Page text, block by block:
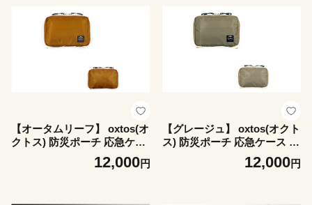
など防災用品 持ち運べる 旅
行 トラベル 普段使い 日常使
い 便利 実用性 ナイロンメッ
シュ 石川 能登 羽咋 災害 対
リュック に入る サイズ 応急
など防災用品 持ち運べる 旅
行 トラベル 普段使い 日常使
い 便利 実用性 ナイロンメッ
シュ 石川 能登 羽咋 災害 対
策 支援 備え 防災グッヅ 防災
リュック に入る サイズ 応急
【オータムリーフ】 oxtos(オ
クトス) 防災ポーチ 応急ケー
ス ファーストエイドケース
【 Sサイズ 】 救急箱 救急バ
12,000円
【グレージュ】 oxtos(オクト
ス) 防災ポーチ 応急ケース フ
ァーストエイドケース 【 Sサ
イズ 】 救急箱 救急バッグ 防
12,000円